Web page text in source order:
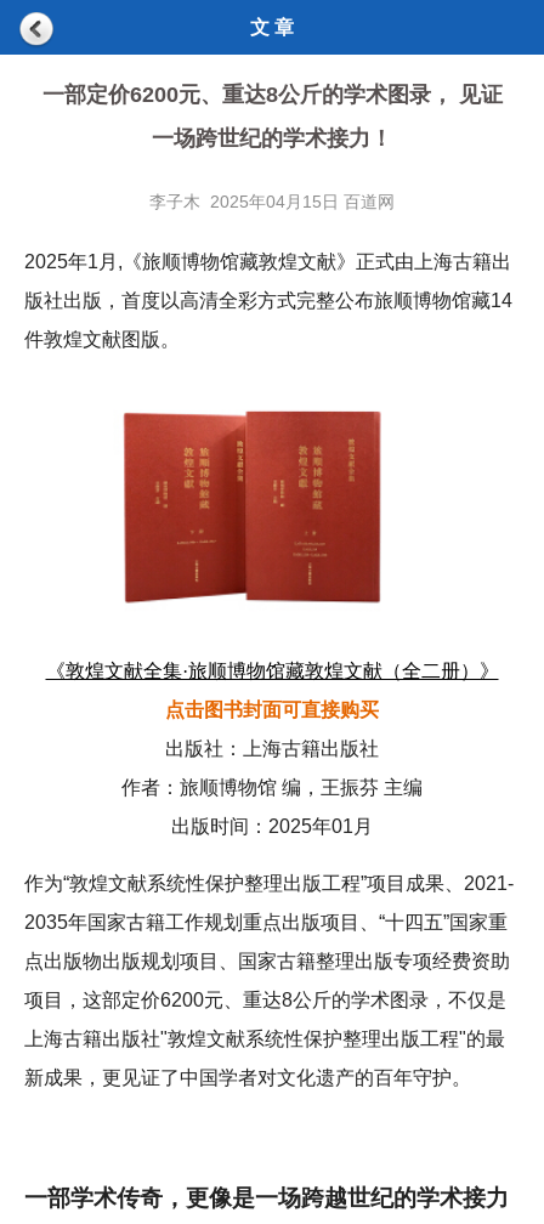
文 章
一部定价6200元、重达8公斤的学术图录， 见证
一场跨世纪的学术接力！
李子木 2025年04月15日 百道网
2025年1月,《旅顺博物馆藏敦煌文献》正式由上海古籍出
版社出版，首度以高清全彩方式完整公布旅顺博物馆藏14
件敦煌文献图版。
《敦煌文献全集·旅顺博物馆藏敦煌文献（全二册）》
点击图书封面可直接购买
出版社：上海古籍出版社
作者：旅顺博物馆 编，王振芬 主编
出版时间：2025年01月
作为“敦煌文献系统性保护整理出版工程”项目成果、2021-
2035年国家古籍工作规划重点出版项目、“十四五”国家重
点出版物出版规划项目、国家古籍整理出版专项经费资助
项目，这部定价6200元、重达8公斤的学术图录，不仅是
上海古籍出版社"敦煌文献系统性保护整理出版工程"的最
新成果，更见证了中国学者对文化遗产的百年守护。
一部学术传奇，更像是一场跨越世纪的学术接力